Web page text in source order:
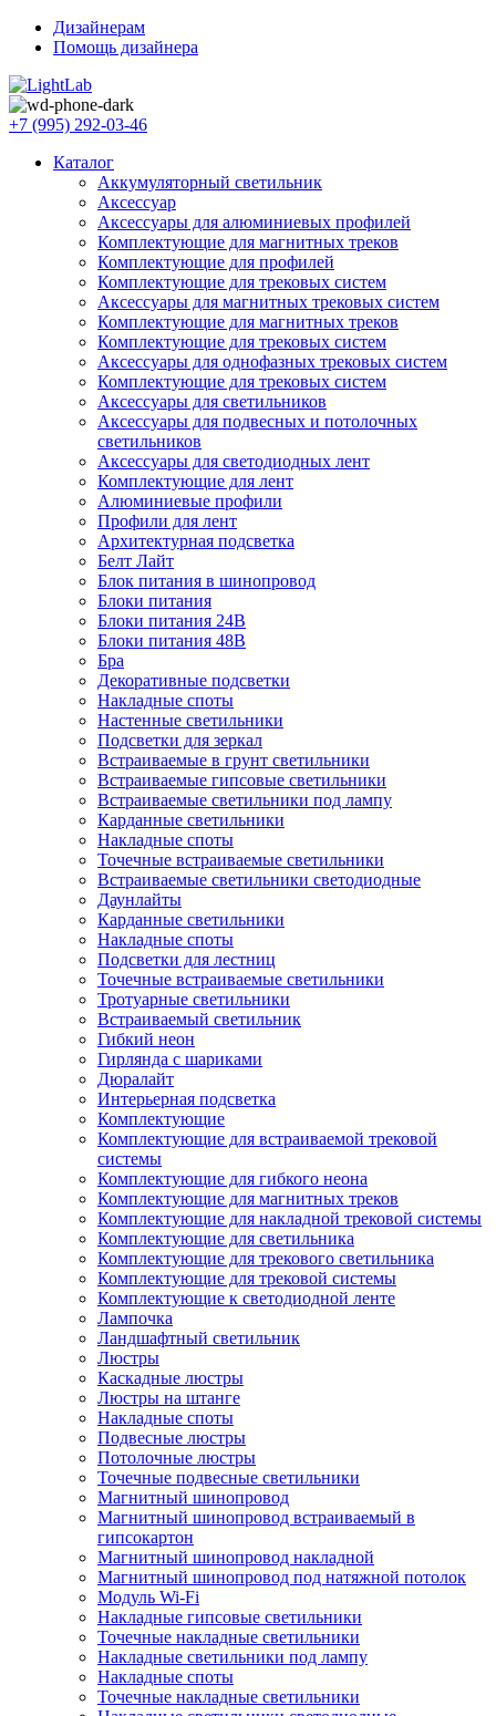
Дизайнерам
Помощь дизайнера
+7 (995) 292-03-46
Каталог
Аккумуляторный светильник
Аксессуар
Аксессуары для алюминиевых профилей
Комплектующие для магнитных треков
Комплектующие для профилей
Комплектующие для трековых систем
Аксессуары для магнитных трековых систем
Комплектующие для магнитных треков
Комплектующие для трековых систем
Аксессуары для однофазных трековых систем
Комплектующие для трековых систем
Аксессуары для светильников
Аксессуары для подвесных и потолочных
светильников
Аксессуары для светодиодных лент
Комплектующие для лент
Алюминиевые профили
Профили для лент
Архитектурная подсветка
Белт Лайт
Блок питания в шинопровод
Блоки питания
Блоки питания 24В
Блоки питания 48В
Бра
Декоративные подсветки
Накладные споты
Настенные светильники
Подсветки для зеркал
Встраиваемые в грунт светильники
Встраиваемые гипсовые светильники
Встраиваемые светильники под лампу
Карданные светильники
Накладные споты
Точечные встраиваемые светильники
Встраиваемые светильники светодиодные
Даунлайты
Карданные светильники
Накладные споты
Подсветки для лестниц
Точечные встраиваемые светильники
Тротуарные светильники
Встраиваемый светильник
Гибкий неон
Гирлянда с шариками
Дюралайт
Интерьерная подсветка
Комплектующие
Комплектующие для встраиваемой трековой
системы
Комплектующие для гибкого неона
Комплектующие для магнитных треков
Комплектующие для накладной трековой системы
Комплектующие для светильника
Комплектующие для трекового светильника
Комплектующие для трековой системы
Комплектующие к светодиодной ленте
Лампочка
Ландшафтный светильник
Люстры
Каскадные люстры
Люстры на штанге
Накладные споты
Подвесные люстры
Потолочные люстры
Точечные подвесные светильники
Магнитный шинопровод
Магнитный шинопровод встраиваемый в
гипсокартон
Магнитный шинопровод накладной
Магнитный шинопровод под натяжной потолок
Модуль Wi-Fi
Накладные гипсовые светильники
Точечные накладные светильники
Накладные светильники под лампу
Накладные споты
Точечные накладные светильники